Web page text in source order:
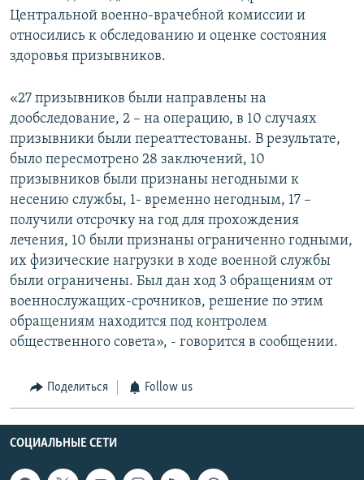
Центральной военно-врачебной комиссии и
относились к обследованию и оценке состояния
здоровья призывников.
«27 призывников были направлены на
дообследование, 2 – на операцию, в 10 случаях
призывники были переаттестованы. В результате,
было пересмотрено 28 заключений, 10
призывников были признаны негодными к
несению службы, 1- временно негодным, 17 –
получили отсрочку на год для прохождения
лечения, 10 были признаны ограниченно годными,
их физические нагрузки в ходе военной службы
были ограничены. Был дан ход 3 обращениям от
военнослужащих-срочников, решение по этим
обращениям находится под контролем
общественного совета», - говорится в сообщении.
Поделиться Follow us
СОЦИАЛЬНЫЕ СЕТИ